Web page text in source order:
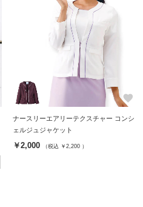
favorite
ナースリーエアリーテクスチャー コンシ
ェルジュジャケット
￥2,000 （税込 ￥2,200 ）